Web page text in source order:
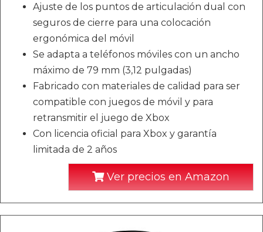
Ajuste de los puntos de articulación dual con
seguros de cierre para una colocación
ergonómica del móvil
Se adapta a teléfonos móviles con un ancho
máximo de 79 mm (3,12 pulgadas)
Fabricado con materiales de calidad para ser
compatible con juegos de móvil y para
retransmitir el juego de Xbox
Con licencia oficial para Xbox y garantía
limitada de 2 años
Ver precios en Amazon